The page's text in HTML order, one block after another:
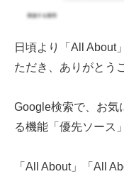
日頃より「All About
ただき、ありがとう
Google検索で、お気
る機能「優先ソース
「All About」「All